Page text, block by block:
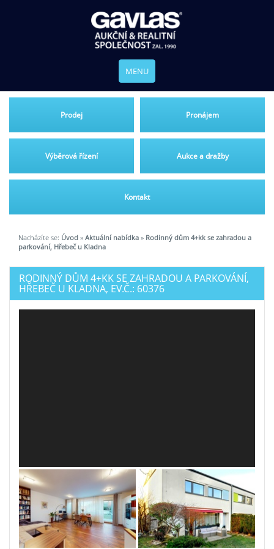
MENU
Prodej Pronájem
Výběrová řízení Aukce a dražby
Kontakt
Nacházíte se: Úvod » Aktuální nabídka » Rodinný dům 4+kk se zahradou a
parkování, Hřebeč u Kladna
RODINNÝ DŮM 4+KK SE ZAHRADOU A PARKOVÁNÍ,
HŘEBEČ U KLADNA, EV.Č.: 60376